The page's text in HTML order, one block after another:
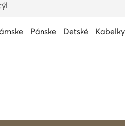
Pánske Detské Kabelky